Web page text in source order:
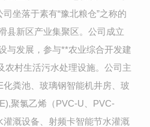
坐落于素有“豫北粮仓”之称的
县新区产业集聚区。公司成立
与发展，参与**农业综合开发建
农村生活污水处理设施。公司主
粪池、玻璃钢智能机井房、玻
聚氯乙烯（PVC-U、PVC-
溉设备、射频卡智能节水灌溉